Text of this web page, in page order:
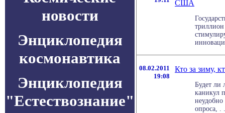
новости
Энциклопедия
космонавтика
Энциклопедия
"Естествознание"
США
08.02.2011
19:08
Кто за зиму,
Будет ли
каникул
опроса, .